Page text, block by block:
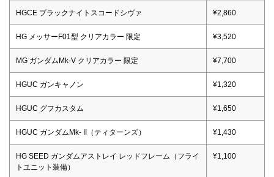
HGCE ブラックナイトスコードシヴァ ¥2,860
HG メッサーF01型 クリアカラー 限定 ¥3,520
MG ガンダムMk-V クリアカラー 限定 ¥7,700
HGUC ガンキャノン ¥1,320
HGUC グフカスタム ¥1,650
HGUC ガンダムMk- II（ティターンズ） ¥1,430
HG SEED ガンダムアストレイ レッドフレーム（フライ
トユニット装備）
¥1,100